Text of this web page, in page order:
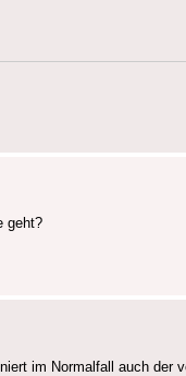
geht?
im Normalfall auch der